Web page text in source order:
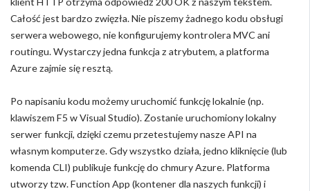
Całość jest bardzo zwięzła. Nie piszemy żadnego kodu obsługi
serwera webowego, nie konfigurujemy kontrolera MVC ani
routingu. Wystarczy jedna funkcja z atrybutem, a platforma
Azure zajmie się resztą.
Po napisaniu kodu możemy uruchomić funkcję lokalnie (np.
klawiszem F5 w Visual Studio). Zostanie uruchomiony lokalny
serwer funkcji, dzięki czemu przetestujemy nasze API na
własnym komputerze. Gdy wszystko działa, jedno kliknięcie (lub
komenda CLI) publikuje funkcję do chmury Azure. Platforma
utworzy tzw. Function App (kontener dla naszych funkcji) i